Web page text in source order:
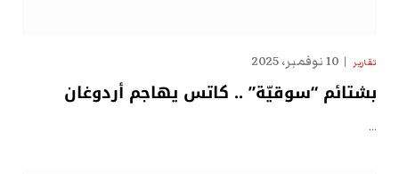
تقارير 10 نوفمبر، 2025
بشتائم “سوقيّة” .. كاتس يهاجم أردوغان
…